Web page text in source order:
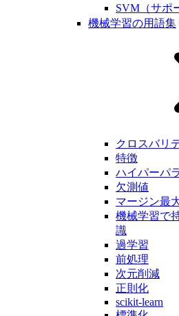
SVM（サポ
機械学習の用語集
クロスバリ
特徴
ハイパーパ
欠測値
マージン最
機械学習で
識
過学習
前処理
次元削減
正則化
scikit-learn